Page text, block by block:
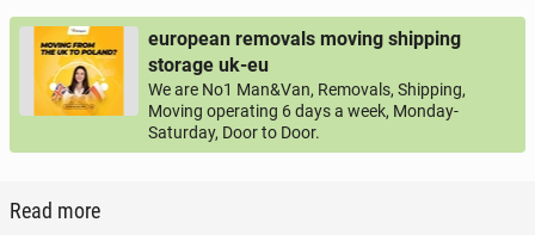
european removals moving shipping
storage uk-eu
We are No1 Man&Van, Removals, Shipping,
Moving operating 6 days a week, Monday-
Saturday, Door to Door.
Read more